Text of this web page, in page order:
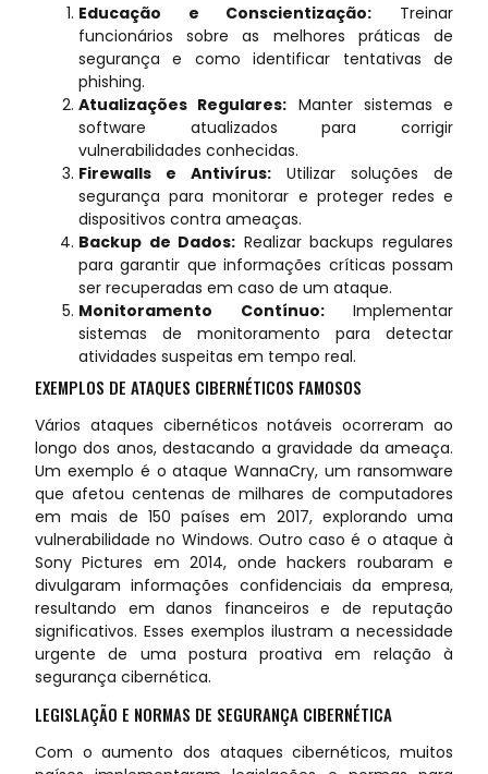
Educação e Conscientização: Treinar
funcionários sobre as melhores práticas de
segurança e como identificar tentativas de
phishing.
Atualizações Regulares: Manter sistemas e
software atualizados para corrigir
vulnerabilidades conhecidas.
Firewalls e Antivírus: Utilizar soluções de
segurança para monitorar e proteger redes e
dispositivos contra ameaças.
Backup de Dados: Realizar backups regulares
para garantir que informações críticas possam
ser recuperadas em caso de um ataque.
Monitoramento Contínuo:Implementar
sistemas de monitoramento para detectar
atividades suspeitas em tempo real.
EXEMPLOS DE ATAQUES CIBERNÉTICOS FAMOSOS
Vários ataques cibernéticos notáveis ocorreram ao
longo dos anos, destacando a gravidade da ameaça.
Um exemplo é o ataque WannaCry, um ransomware
que afetou centenas de milhares de computadores
em mais de 150 países em 2017, explorando uma
vulnerabilidade no Windows. Outro caso é o ataque à
Sony Pictures em 2014, onde hackers roubaram e
divulgaram informações confidenciais da empresa,
resultando em danos financeiros e de reputação
significativos. Esses exemplos ilustram a necessidade
urgente de uma postura proativa em relação à
segurança cibernética.
LEGISLAÇÃO E NORMAS DE SEGURANÇA CIBERNÉTICA
Com o aumento dos ataques cibernéticos, muitos